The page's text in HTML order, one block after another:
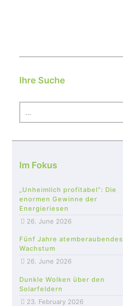
Ihre Suche
Im Fokus
„Unheimlich profitabel“: Die
enormen Gewinne der
Energieriesen
26. June 2026
Fünf Jahre atemberaubendes
Wachstum
26. June 2026
Dunkle Wolken über den
Solarfeldern
23. February 2026